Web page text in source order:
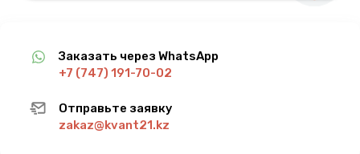
Заказать через WhatsApp
+7 (747) 191-70-02
Отправьте заявку
zakaz@kvant21.kz